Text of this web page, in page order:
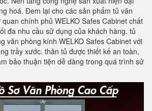
hoá. Đem lại cho các sản phẩm tủ văn
chính phủ WELKO Safes Cabinet chất
đa nhu cầu sử dụng của khách hàng. tủ
văn phòng kính WELKO Safes Cabinet với
trầy xước. thân tủ được thiết kế an toàn,
bảo thuận tiện dễ dàng trong quá trình sử